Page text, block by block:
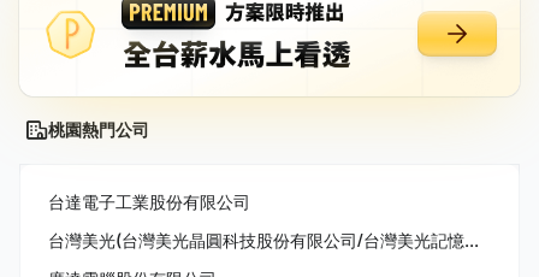
桃園熱門公司
台達電子工業股份有限公司
台灣美光(台灣美光晶圓科技股份有限公司/台灣美光記憶體股份有限公司/美商美光亞太科技股份有限公司)